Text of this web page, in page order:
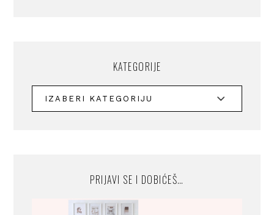
KATEGORIJE
PRIJAVI SE I DOBIĆEŠ…